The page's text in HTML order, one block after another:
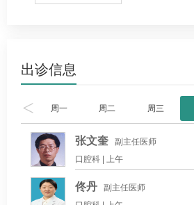
出诊信息
< 周一 周二 周三
张文奎
副主任医师
口腔科 | 上午
佟丹
副主任医师